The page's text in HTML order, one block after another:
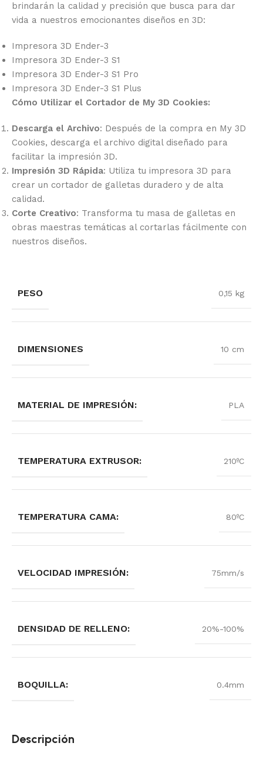
brindarán la calidad y precisión que busca para dar
vida a nuestros emocionantes diseños en 3D:
Impresora 3D Ender-3
Impresora 3D Ender-3 S1
Impresora 3D Ender-3 S1 Pro
Impresora 3D Ender-3 S1 Plus
Cómo Utilizar el Cortador de My 3D Cookies:
Descarga el Archivo: Después de la compra en My 3D
Cookies, descarga el archivo digital diseñado para
facilitar la impresión 3D.
Impresión 3D Rápida: Utiliza tu impresora 3D para
crear un cortador de galletas duradero y de alta
calidad.
Corte Creativo: Transforma tu masa de galletas en
obras maestras temáticas al cortarlas fácilmente con
nuestros diseños.
PESO 0,15 kg
DIMENSIONES 10 cm
MATERIAL DE IMPRESIÓN: PLA
TEMPERATURA EXTRUSOR: 210ºC
TEMPERATURA CAMA: 80ºC
VELOCIDAD IMPRESIÓN: 75mm/s
DENSIDAD DE RELLENO: 20%-100%
BOQUILLA: 0.4mm
Descripción